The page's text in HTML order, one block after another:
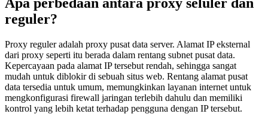
reguler?
Proxy reguler adalah proxy pusat data server. Alamat IP eksternal
dari proxy seperti itu berada dalam rentang subnet pusat data.
Kepercayaan pada alamat IP tersebut rendah, sehingga sangat
mudah untuk diblokir di sebuah situs web. Rentang alamat pusat
data tersedia untuk umum, memungkinkan layanan internet untuk
mengkonfigurasi firewall jaringan terlebih dahulu dan memiliki
kontrol yang lebih ketat terhadap pengguna dengan IP tersebut.